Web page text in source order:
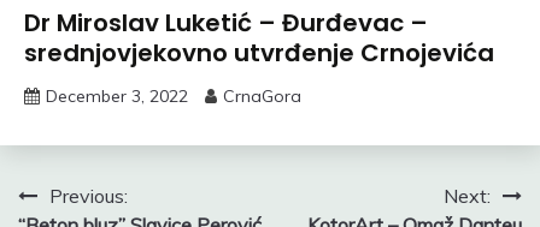
Dr Miroslav Luketić – Đurđevac –
srednjovjekovno utvrđenje Crnojevića
December 3, 2022 CrnaGora
PostPrevious:
Next: